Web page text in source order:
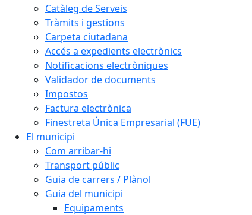
Catàleg de Serveis
Tràmits i gestions
Carpeta ciutadana
Accés a expedients electrònics
Notificacions electròniques
Validador de documents
Impostos
Factura electrònica
Finestreta Única Empresarial (FUE)
El municipi
Com arribar-hi
Transport públic
Guia de carrers / Plànol
Guia del municipi
Equipaments